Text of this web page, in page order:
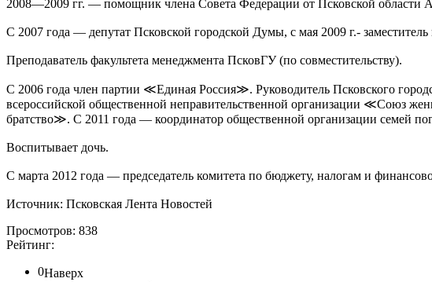
2008—2009 гг. — помощник члена Совета Федерации от Псковской области
С 2007 года — депутат Псковской городской Думы, с мая 2009 г.- заместитель
Преподаватель факультета менеджмента ПсковГУ (по совместительству).
С 2006 года член партии ≪Единая Россия≫. Руководитель Псковского
всероссийской общественной неправительственной организации ≪Союз
братство≫. С 2011 года — координатор общественной организации семей
Воспитывает дочь.
С марта 2012 года — председатель комитета по бюджету, налогам и
Источник: Псковская Лента Новостей
Просмотров: 838
Рейтинг:
0Наверх